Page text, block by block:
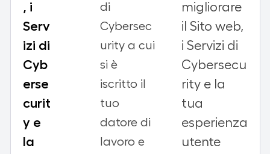
, i
Serv
izi di
Cyb
erse
curit
y e
la
di
Cybersec
urity a cui
si è
iscritto il
tuo
datore di
lavoro e
migliorare
il Sito web,
i Servizi di
Cybersecu
rity e la
tua
esperienza
utente